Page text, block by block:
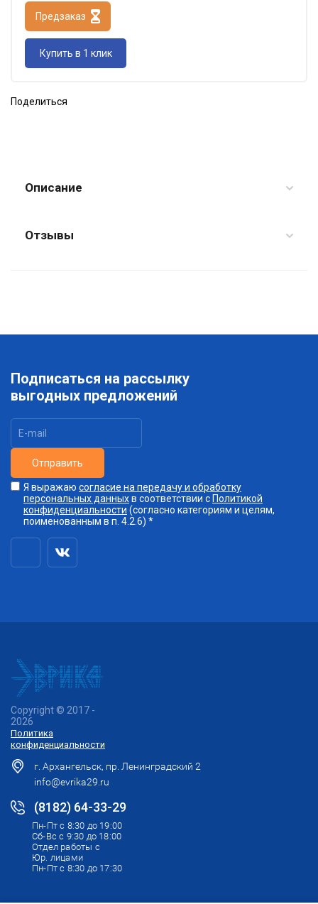
Предзаказ
Купить в 1 клик
Поделиться
Описание
Отзывы
Подписаться на рассылку
выгодных предложений
Отправить
Я выражаю согласие на передачу и обработку
персональных данныхв соответствии с Политикой
конфиденциальности (согласно категориям и целям,
поименованным в п. 4.2.6) *
Copyright © 2017 -
2026
Политика
конфиденциальности
г. Архангельск, пр. Ленинградский 2
info@evrika29.ru
(8182) 64-33-29
Пн-Пт с 8:30 до 19:00
Сб-Вс с 9:30 до 18:00
Отдел работы с
Юр. лицами
Пн-Пт с 8:30 до 17:30